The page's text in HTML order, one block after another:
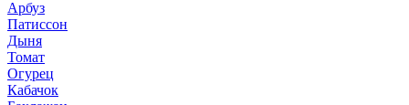
Арбуз
Патиссон
Дыня
Томат
Огурец
Кабачок